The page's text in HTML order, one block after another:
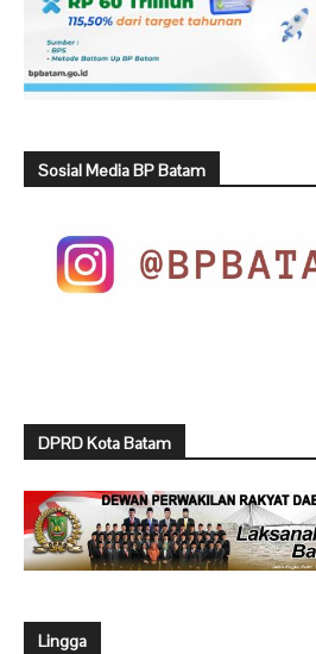
Sosial Media BP Batam
DPRD Kota Batam
Lingga